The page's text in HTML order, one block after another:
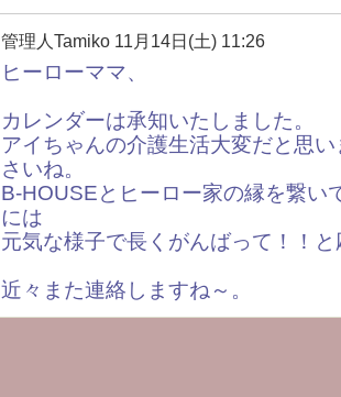
管理人Tamiko 11月14日(土) 11:26
ヒーローママ、
カレンダーは承知いたしました。
アイちゃんの介護生活大変だと思
さいね。
B-HOUSEとヒーロー家の縁を繋い
には
元気な様子で長くがんばって！！
近々また連絡しますね～。